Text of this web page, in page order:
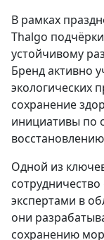
В рамках
Thalgo
устойчивому
Бренд активно
экологических
сохранение
инициативы по
Одной из
экспертами в
они
сохранению